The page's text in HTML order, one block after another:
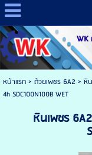
WK
หน้าแรก> ถ้วยเพชร 6A2> หิ
4h SDC100N100B WET
หินเพชร